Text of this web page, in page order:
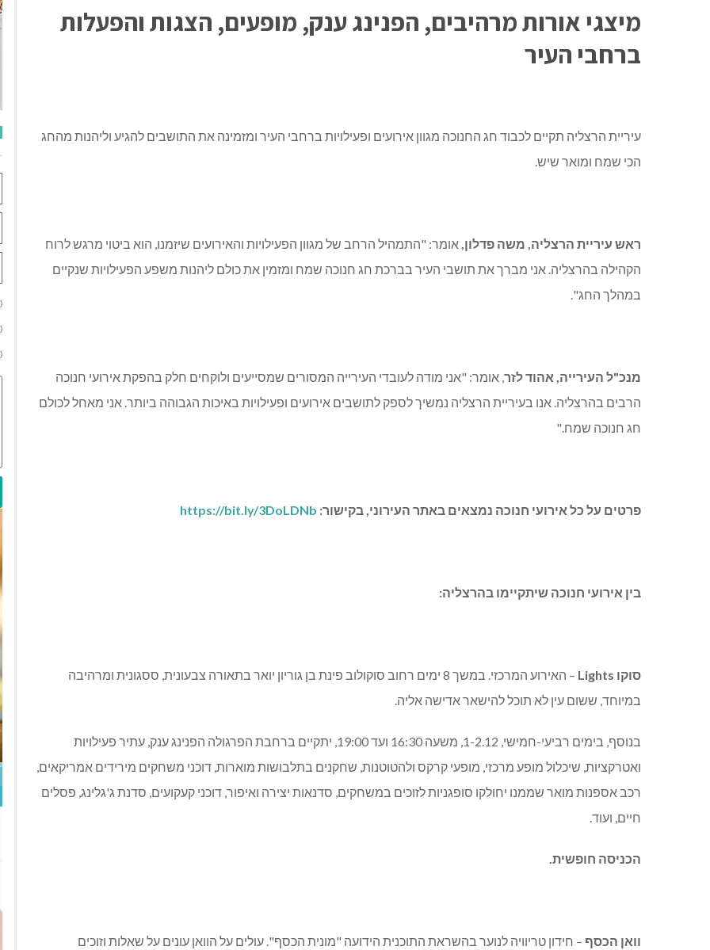
מיצגי אורות מרהיבים, הפנינג ענק, מופעים, הצגות והפעלות
ברחבי העיר
עיריית הרצליה תקיים לכבוד חג החנוכה מגוון אירועים ופעילויות ברחבי העיר ומזמינה את התושבים להגיע וליהנות מהחג
הכי שמח ומואר שיש.
ראש עיריית הרצליה, משה פדלון,אומר: "התמהיל הרחב של מגוון הפעילויות והאירועים שיזמנו, הוא ביטוי מרגש לרוח
הקהילה בהרצליה. אני מברך את תושבי העיר בברכת חג חנוכה שמח ומזמין את כולם ליהנות משפע הפעילויות שנקיים
במהלך החג".
מנכ"ל העירייה, אהוד לזר, אומר: "אני מודה לעובדי העירייה המסורים שמסייעים ולוקחים חלק בהפקת אירועי חנוכה
הרבים בהרצליה. אנו בעיריית הרצליה נמשיך לספק לתושבים אירועים ופעילויות באיכות הגבוהה ביותר. אני מאחל לכולם
חג חנוכה שמח."
פרטים על כל אירועי חנוכה נמצאים באתר העירוני, בקישור: https://bit.ly/3DoLDNb
בין אירועי חנוכה שיתקיימו בהרצליה:
סוקו Lights
– האירוע המרכזי. במשך 8 ימים רחוב סוקולוב פינת בן גוריון יואר בתאורה צבעונית, ססגונית ומרהיבה
במיוחד, ששום עין לא תוכל להישאר אדישה אליה.
בנוסף, בימים רביעי-חמישי, 1-2.12, משעה 16:30 ועד 19:00, יתקיים ברחבת הפרגולה הפנינג ענק, עתיר פעילויות
ואטרקציות, שיכלול מופע מרכזי, מופעי קרקס ולהטוטנות, שחקנים בתלבושות מוארות, דוכני משחקים מירידים אמריקאים,
רכב אספנות מואר שממנו יחולקו סופגניות לזוכים במשחקים, סדנאות יצירה ואיפור, דוכני קעקועים, סדנת ג'גלינג, פסלים
חיים, ועוד.
הכניסה חופשית.
וואן הכסף – חידון טריוויה לנוער בהשראת התוכנית הידועה "מונית הכסף". עולים על הוואן עונים על שאלות וזוכים